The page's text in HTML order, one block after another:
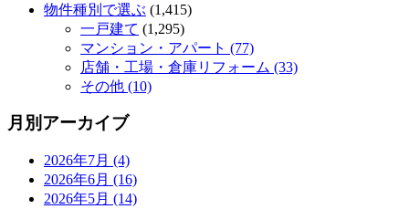
物件種別で選ぶ (1,415)
一戸建て (1,295)
マンション・アパート (77)
店舗・工場・倉庫リフォーム (33)
その他 (10)
月別アーカイブ
2026年7月 (4)
2026年6月 (16)
2026年5月 (14)